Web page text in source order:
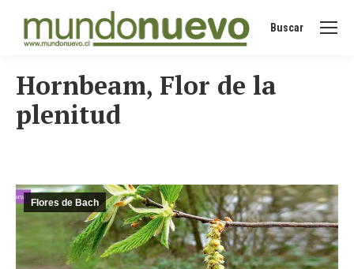
Buscar:
Buscar
Hornbeam, Flor de la
plenitud
Flores de Bach